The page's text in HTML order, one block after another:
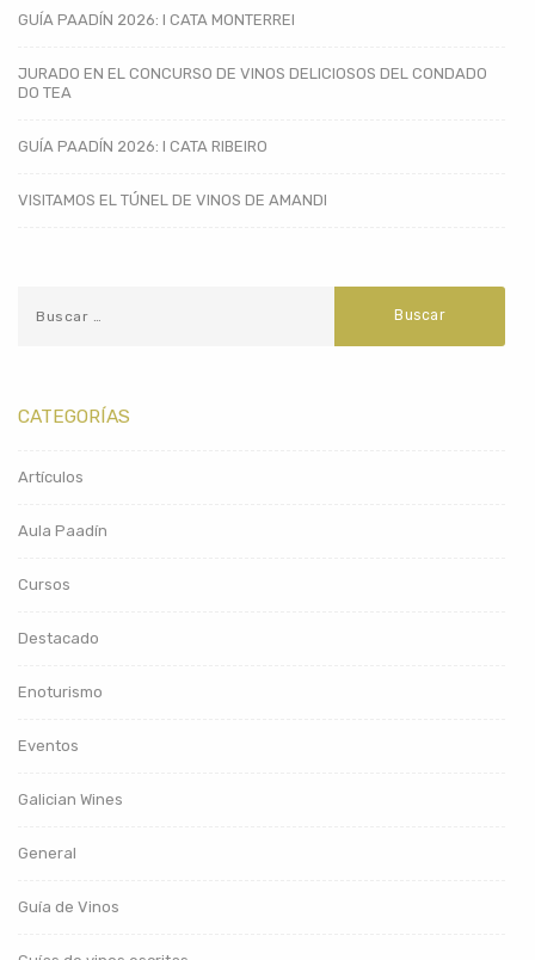
GUÍA PAADÍN 2026: I CATA MONTERREI
JURADO EN EL CONCURSO DE VINOS DELICIOSOS DEL CONDADO
DO TEA
GUÍA PAADÍN 2026: I CATA RIBEIRO
VISITAMOS EL TÚNEL DE VINOS DE AMANDI
CATEGORÍAS
Artículos
Aula Paadín
Cursos
Destacado
Enoturismo
Eventos
Galician Wines
General
Guía de Vinos